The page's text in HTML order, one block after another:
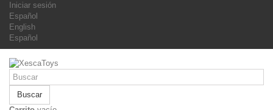
Iniciar sesión
Español
English
Español
Buscar